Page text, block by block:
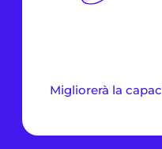
Migliorerà la